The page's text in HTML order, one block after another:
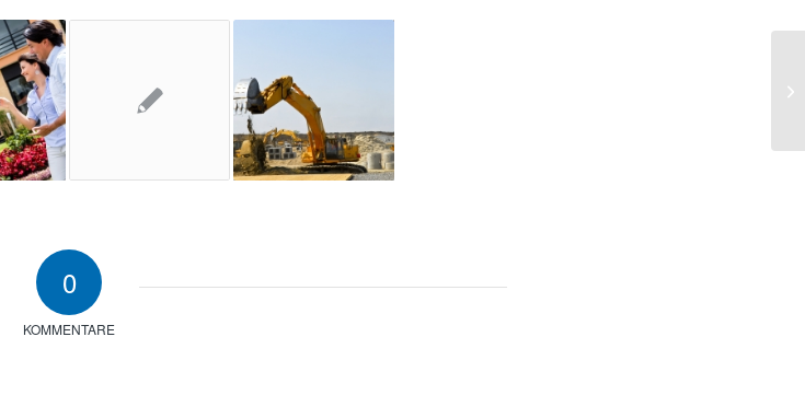
0
KOMMENTARE